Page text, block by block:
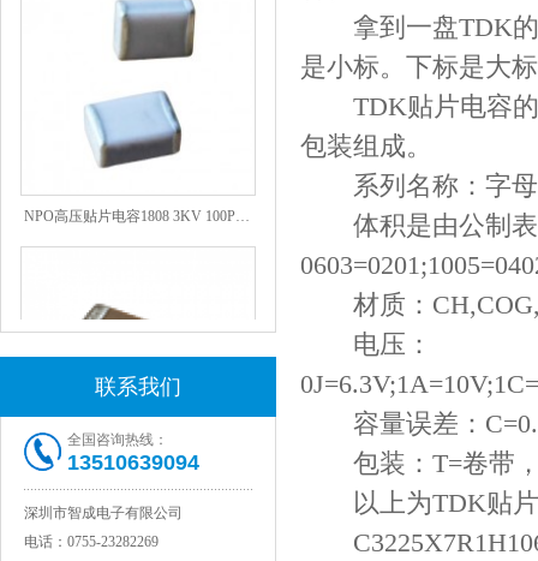
NPO高压贴片电容1808 3KV 100PF J
JOHANSON代理1812 1KV 100NF X7R高压贴片电容
联系我们
全国咨询热线：
13510639094
深圳市智成电子有限公司
电话： 0755-23282269
拿到一盘TDK的
是小标。下标是大
TDK贴片电容的
包装组成。
系列名称：字母
体积是由公制表
材质：
电压：
容量误差：
包装：T=卷带，
以上为TDK贴片